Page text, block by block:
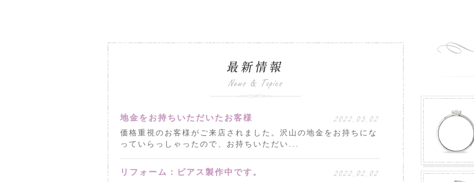
地金をお持ちいただいたお客様 2022.03.02
価格重視のお客様がご来店されました。沢山の地金をお持ちにな
っていらっしゃったので、お持ちいただい...
リフォーム：ピアス製作中です。 2022.02.02